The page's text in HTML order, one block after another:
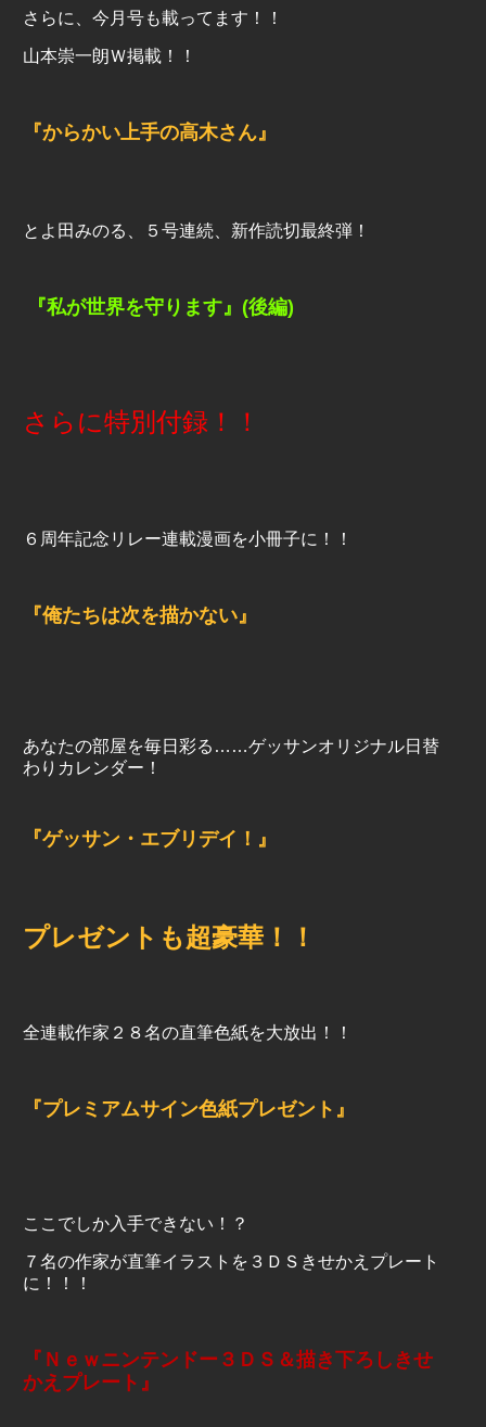
さらに、今月号も載ってます！！
山本崇一朗Ｗ掲載！！
『からかい上手の高木さん』
とよ田みのる、５号連続、新作読切最終弾！
『私が世界を守ります』(後編)
さらに特別付録！！
６周年記念リレー連載漫画を小冊子に！！
『俺たちは次を描かない』
あなたの部屋を毎日彩る……ゲッサンオリジナル日替
わりカレンダー！
『ゲッサン・エブリデイ！』
プレゼントも超豪華！！
全連載作家２８名の直筆色紙を大放出！！
『プレミアムサイン色紙プレゼント』
ここでしか入手できない！？
７名の作家が直筆イラストを３ＤＳきせかえプレート
に！！！
『Ｎｅｗニンテンドー３ＤＳ＆描き下ろしきせ
かえプレート』